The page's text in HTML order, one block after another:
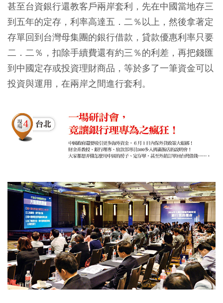
甚至台資銀行還教客戶兩岸套利，先在中國當地存三
到五年的定存，利率高達五．二％以上，然後拿著定
存單回到台灣母集團的銀行借款，貸款優惠利率只要
二．二％，扣除手續費還有約三％的利差，再把錢匯
到中國定存或投資理財商品，等於多了一筆資金可以
投資與運用，在兩岸之間進行套利。